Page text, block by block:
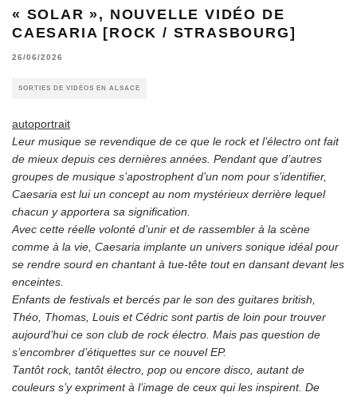
« SOLAR », NOUVELLE VIDÉO DE
CAESARIA [ROCK / STRASBOURG]
26/06/2026
SORTIES DE VIDÉOS EN ALSACE
autoportrait
Leur musique se revendique de ce que le rock et l’électro ont fait
de mieux depuis ces dernières années. Pendant que d’autres
groupes de musique s’apostrophent d’un nom pour s’identifier,
Caesaria est lui un concept au nom mystérieux derrière lequel
chacun y apportera sa signification.
Avec cette réelle volonté d’unir et de rassembler à la scène
comme à la vie, Caesaria implante un univers sonique idéal pour
se rendre sourd en chantant à tue-tête tout en dansant devant les
enceintes.
Enfants de festivals et bercés par le son des guitares british,
Théo, Thomas, Louis et Cédric sont partis de loin pour trouver
aujourd’hui ce son club de rock électro. Mais pas question de
s’encombrer d’étiquettes sur ce nouvel EP.
Tantôt rock, tantôt électro, pop ou encore disco, autant de
couleurs s’y expriment à l’image de ceux qui les inspirent. De